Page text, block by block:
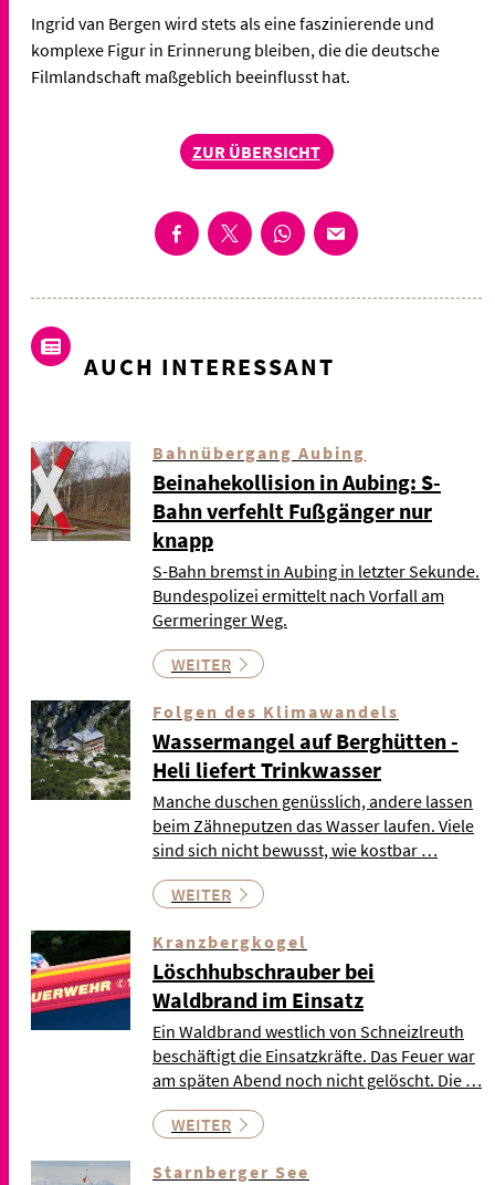
Ingrid van Bergen wird stets als eine faszinierende und
komplexe Figur in Erinnerung bleiben, die die deutsche
Filmlandschaft maßgeblich beeinflusst hat.
ZUR ÜBERSICHT
AUCH INTERESSANT
Bahnübergang Aubing
Beinahekollision in Aubing: S-
Bahn verfehlt Fußgänger nur
knapp
S-Bahn bremst in Aubing in letzter Sekunde.
Bundespolizei ermittelt nach Vorfall am
Germeringer Weg.
WEITER
Folgen des Klimawandels
Wassermangel auf Berghütten -
Heli liefert Trinkwasser
Manche duschen genüsslich, andere lassen
beim Zähneputzen das Wasser laufen. Viele
sind sich nicht bewusst, wie kostbar …
WEITER
Kranzbergkogel
Löschhubschrauber bei
Waldbrand im Einsatz
Ein Waldbrand westlich von Schneizlreuth
beschäftigt die Einsatzkräfte. Das Feuer war
am späten Abend noch nicht gelöscht. Die …
WEITER
Starnberger See